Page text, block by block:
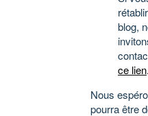
blog,
ce lien.
Nous
pourra être